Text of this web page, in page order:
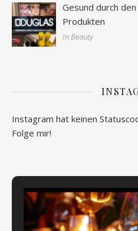
Gesund durch
Produkten
In Beauty
Instagram hat keinen
Folge mir!